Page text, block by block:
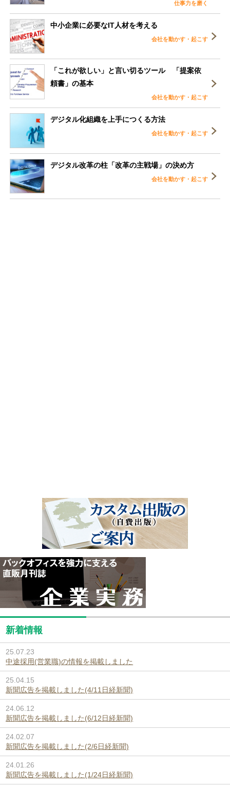
仕事力を磨く
中小企業に必要なIT人材を考える
会社を動かす・起こす
「これが欲しい」と言い切るツール 「提案依
頼書」の基本
会社を動かす・起こす
デジタル化組織を上手につくる方法
会社を動かす・起こす
デジタル改革の柱「改革の主戦場」の決め方
会社を動かす・起こす
新着情報
25.07.23
中途採用(営業職)の情報を掲載しました
25.04.15
新聞広告を掲載しました(4/11日経新聞)
24.06.12
新聞広告を掲載しました(6/12日経新聞)
24.02.07
新聞広告を掲載しました(2/6日経新聞)
24.01.26
新聞広告を掲載しました(1/24日経新聞)